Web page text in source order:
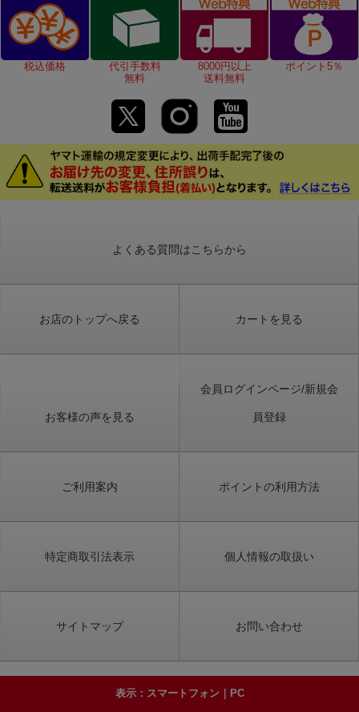
税込価格
代引手数料
無料
8000円以上
送料無料
ポイント5％
よくある質問はこちらから
お店のトップへ戻る カートを見る
お客様の声を見る
会員ログインページ/新規会
員登録
ご利用案内 ポイントの利用方法
特定商取引法表示 個人情報の取扱い
サイトマップ お問い合わせ
表示：スマートフォン｜ PC